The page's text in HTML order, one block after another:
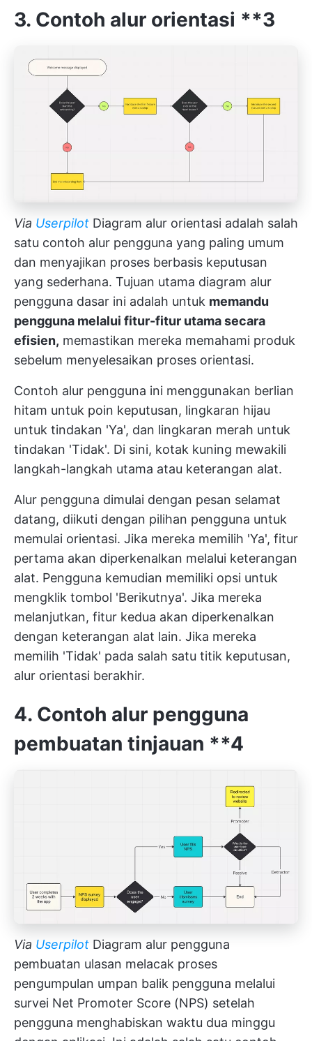
3. Contoh alur orientasi **3
Via Userpilot Diagram alur orientasi adalah salah
satu contoh alur pengguna yang paling umum
dan menyajikan proses berbasis keputusan
yang sederhana. Tujuan utama diagram alur
pengguna dasar ini adalah untuk memandu
pengguna melalui fitur-fitur utama secara
efisien, memastikan mereka memahami produk
sebelum menyelesaikan proses orientasi.
Contoh alur pengguna ini menggunakan berlian
hitam untuk poin keputusan, lingkaran hijau
untuk tindakan 'Ya', dan lingkaran merah untuk
tindakan 'Tidak'. Di sini, kotak kuning mewakili
langkah-langkah utama atau keterangan alat.
Alur pengguna dimulai dengan pesan selamat
datang, diikuti dengan pilihan pengguna untuk
memulai orientasi. Jika mereka memilih 'Ya', fitur
pertama akan diperkenalkan melalui keterangan
alat. Pengguna kemudian memiliki opsi untuk
mengklik tombol 'Berikutnya'. Jika mereka
melanjutkan, fitur kedua akan diperkenalkan
dengan keterangan alat lain. Jika mereka
memilih 'Tidak' pada salah satu titik keputusan,
alur orientasi berakhir.
4. Contoh alur pengguna
pembuatan tinjauan **4
Via Userpilot Diagram alur pengguna
pembuatan ulasan melacak proses
pengumpulan umpan balik pengguna melalui
survei Net Promoter Score (NPS) setelah
pengguna menghabiskan waktu dua minggu